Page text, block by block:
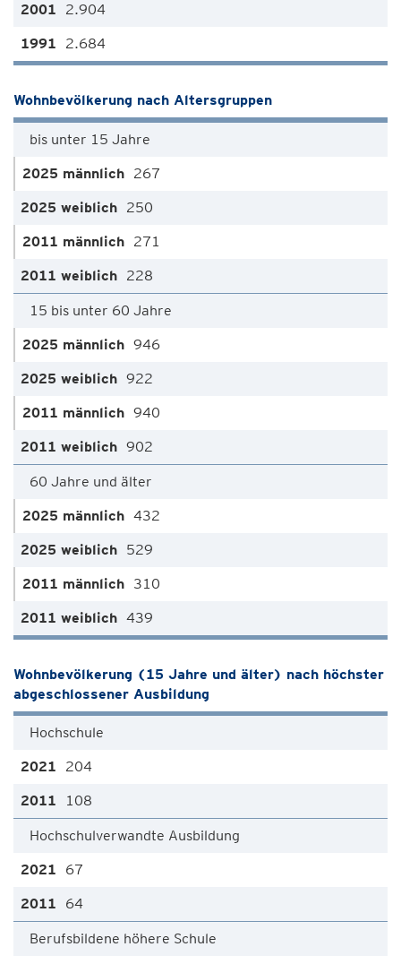
2.904
2.684
Wohnbevölkerung nach Altersgruppen
bis unter 15 Jahre
267
250
271
228
15 bis unter 60 Jahre
946
922
940
902
60 Jahre und älter
432
529
310
439
Wohnbevölkerung (15 Jahre und älter) nach höchster
abgeschlossener Ausbildung
Hochschule
204
108
Hochschulverwandte Ausbildung
67
64
Berufsbildene höhere Schule